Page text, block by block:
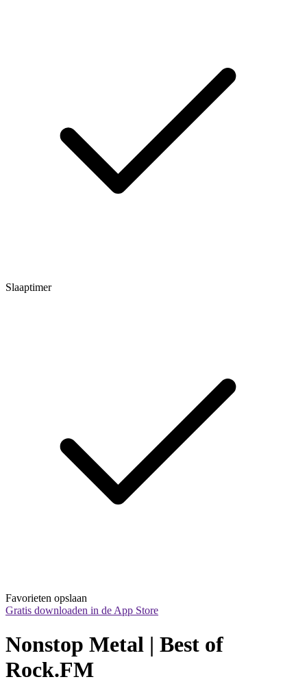
Slaaptimer
Favorieten opslaan
Gratis downloaden in de App Store
Nonstop Metal | Best of
Rock.FM